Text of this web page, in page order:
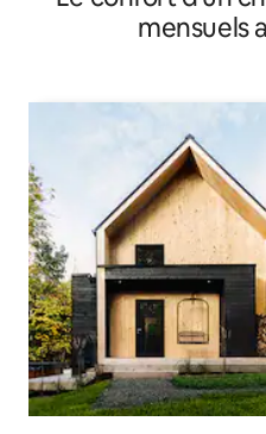
mensuels